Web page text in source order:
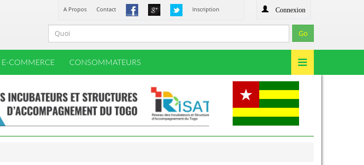
A Propos Contact Inscription Connexion
E-COMMERCE CONSOMMATEURS